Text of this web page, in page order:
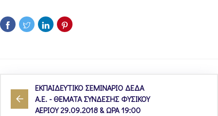
ΕΚΠΑΙΔΕΥΤΙΚΟ ΣΕΜΙΝΑΡΙΟ ΔΕΔΑ
Α.Ε. - ΘΕΜΑΤΑ ΣΥΝΔΕΣΗΣ ΦΥΣΙΚΟΥ
ΑΕΡΙΟΥ 29.09.2018 & ΩΡΑ 19:00